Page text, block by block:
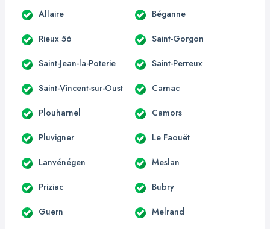
Allaire Béganne
Rieux 56 Saint-Gorgon
Saint-Jean-la-Poterie Saint-Perreux
Saint-Vincent-sur-Oust Carnac
Plouharnel Camors
Pluvigner Le Faouët
Lanvénégen Meslan
Priziac Bubry
Guern Melrand